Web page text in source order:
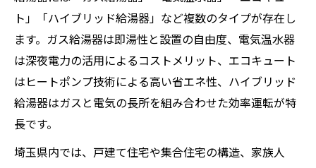
ト」「ハイブリッド給湯器」など複数のタイプが存在し
ます。ガス給湯器は即湯性と設置の自由度、電気温水器
は深夜電力の活用によるコストメリット、エコキュート
はヒートポンプ技術による高い省エネ性、ハイブリッド
給湯器はガスと電気の長所を組み合わせた効率運転が特
長です。
埼玉県内では、戸建て住宅や集合住宅の構造、家族人